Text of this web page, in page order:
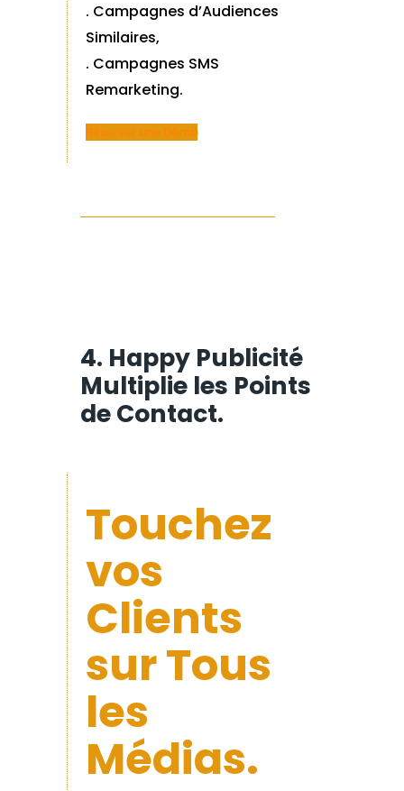
. Campagnes d’Audiences
Similaires,
. Campagnes SMS
Remarketing.
Réserver une Démo
4. Happy Publicité
Multiplie les Points
de Contact.
Touchez
vos
Clients
sur Tous
les
Médias.